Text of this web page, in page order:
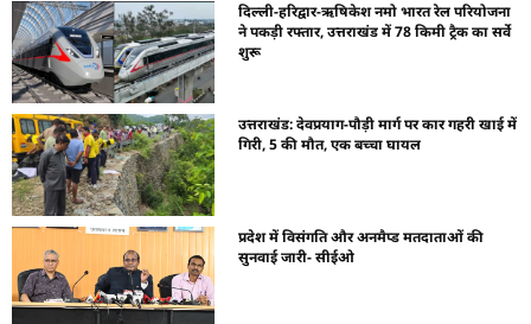
दिल्ली-हरिद्वार-ऋषिकेश नमो भारत रेल परियोजना
ने पकड़ी रफ्तार, उत्तराखंड में 78 किमी ट्रैक का सर्वे
शुरू
उत्तराखंड: देवप्रयाग-पौड़ी मार्ग पर कार गहरी खाई में
गिरी, 5 की मौत, एक बच्चा घायल
प्रदेश में विसंगति और अनमैप्ड मतदाताओं की
सुनवाई जारी- सीईओ